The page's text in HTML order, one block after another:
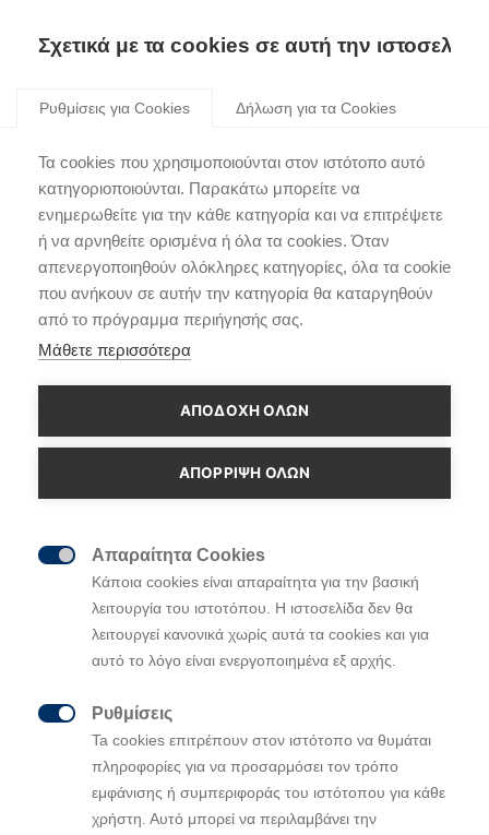
Σχετικά με τα cookies σε αυτή την ιστοσελίδα
Ρυθμίσεις για Cookies Δήλωση για τα Cookies
Τα cookies που χρησιμοποιούνται στον ιστότοπο αυτό
κατηγοριοποιούνται. Παρακάτω μπορείτε να
ενημερωθείτε για την κάθε κατηγορία και να επιτρέψετε
ή να αρνηθείτε ορισμένα ή όλα τα cookies. Όταν
απενεργοποιηθούν ολόκληρες κατηγορίες, όλα τα cookie
που ανήκουν σε αυτήν την κατηγορία θα καταργηθούν
από το πρόγραμμα περιήγησής σας.
Μάθετε περισσότερα
ΑΠΟΔΟΧΗ ΟΛΩΝ
ΑΠΌΡΡΙΨΗ ΌΛΩΝ
Απαραίτητα Cookies
Κάποια cookies είναι απαραίτητα για την βασική
λειτουργία του ιστοτόπου. Η ιστοσελίδα δεν θα
λειτουργεί κανονικά χωρίς αυτά τα cookies και για
αυτό το λόγο είναι ενεργοποιημένα εξ αρχής.
Ρυθμίσεις
Ta cookies επιτρέπουν στον ιστότοπο να θυμάται
πληροφορίες για να προσαρμόσει τον τρόπο
εμφάνισης ή συμπεριφοράς του ιστότοπου για κάθε
χρήστη. Αυτό μπορεί να περιλαμβάνει την